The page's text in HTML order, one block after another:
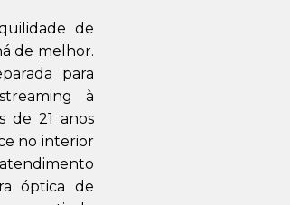
de
de melhor.
para
à
de 21 anos
no interior
óptica de